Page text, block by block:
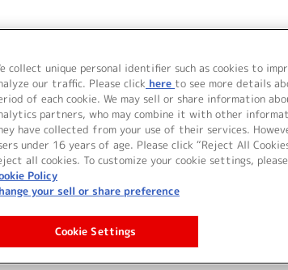
トップページへ
リシー 著作権／肖像権について Cookie
Music Live Inc.
collect unique personal identifier such as cookies to
our traffic. Please click here to see more details
of each cookie. We may sell or share information
partners, who may combine it with other
have collected from your use of their services.
under 16 years of age. Please click “Reject All
all cookies. To customize your cookie settings,
Policy
your sell or share preference
Cookie Settings